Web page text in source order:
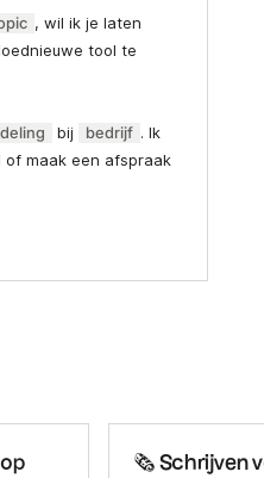
, wil ik je laten
tool te
bij bedrijf . Ik
maak een afspraak
🗞 Schrijven